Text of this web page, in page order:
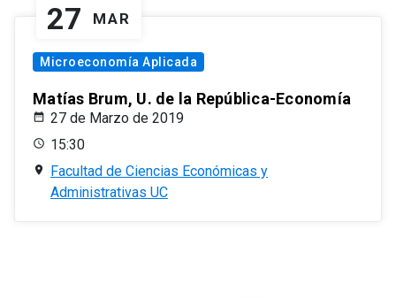
27 MAR
Microeconomía Aplicada
Matías Brum, U. de la República-Economía
27 de Marzo de 2019
15:30
Facultad de Ciencias Económicas y
Administrativas UC